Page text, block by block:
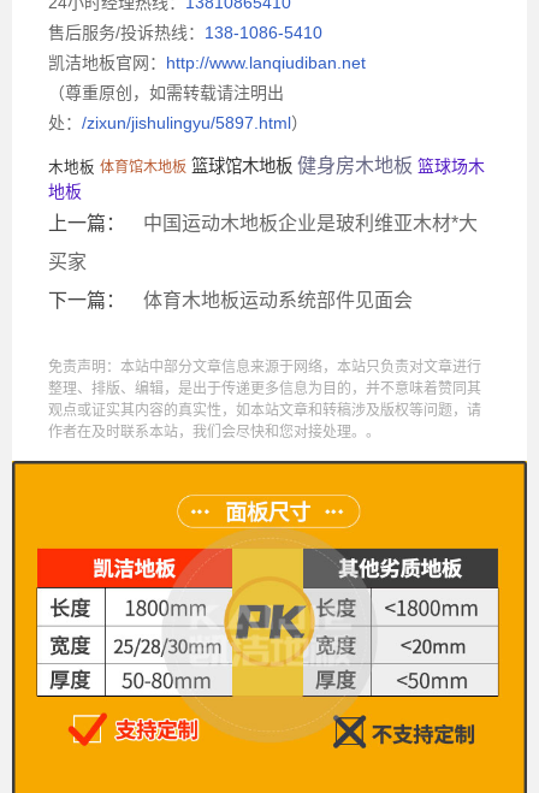
售后服务/投诉热线： 138-1086-5410
凯洁地板官网： http://www.lanqiudiban.net
（尊重原创，如需转载请注明出
处： /zixun/jishulingyu/5897.html）
木地板 体育馆木地板 篮球馆木地板 健身房木地板 篮球场木
地板
上一篇：
中国运动木地板企业是玻利维亚木材*大
买家
下一篇：
体育木地板运动系统部件见面会
免责声明：本站中部分文章信息来源于网络，本站只负责对文章进行
整理、排版、编辑，是出于传递更多信息为目的，并不意味着赞同其
观点或证实其内容的真实性，如本站文章和转稿涉及版权等问题，请
作者在及时联系本站，我们会尽快和您对接处理。。